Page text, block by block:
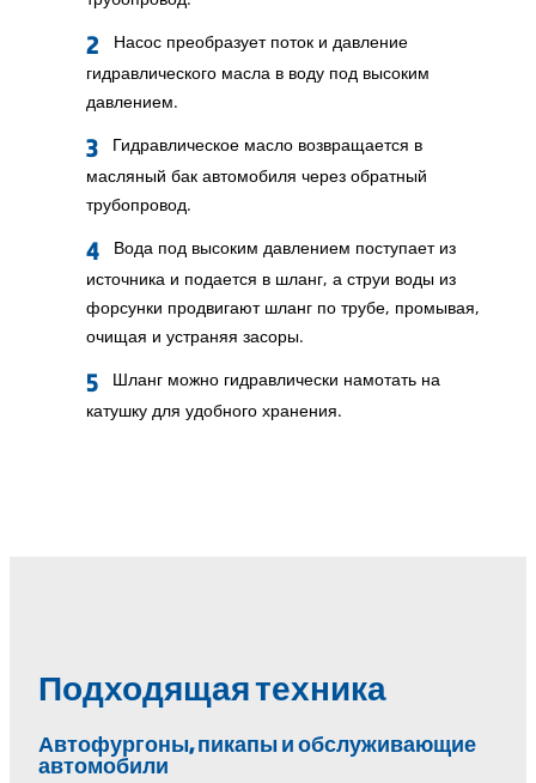
Насос преобразует поток и давление
гидравлического масла в воду под высоким
давлением.
Гидравлическое масло возвращается в
масляный бак автомобиля через обратный
трубопровод.
Вода под высоким давлением поступает из
источника и подается в шланг, а струи воды из
форсунки продвигают шланг по трубе, промывая,
очищая и устраняя засоры.
Шланг можно гидравлически намотать на
катушку для удобного хранения.
Подходящая техника
Автофургоны, пикапы и обслуживающие
автомобили